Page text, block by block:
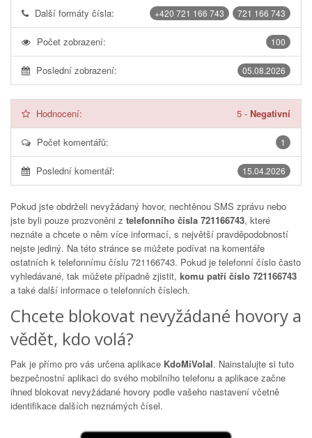
721 166 743
+420 721 166 743
Další formáty čísla:
100
Počet zobrazení:
05.08.2026
Poslední zobrazení:
Hodnocení: 5 - Negativní
1
Počet komentářů:
15.04.2026
Poslední komentář:
Pokud jste obdrželi nevyžádaný hovor, nechtěnou SMS zprávu nebo
jste byli pouze prozvoněni z telefonního čísla 721166743, které
neznáte a chcete o něm více informací, s největší pravděpodobností
nejste jediný. Na této stránce se můžete podívat na komentáře
ostatních k telefonnímu číslu 721166743. Pokud je telefonní číslo často
vyhledávané, tak můžete případně zjistit, komu patří číslo 721166743
a také další informace o telefonních číslech.
Chcete blokovat nevyžádané hovory a
vědět, kdo volá?
Pak je přímo pro vás určena aplikace KdoMiVolal. Nainstalujte si tuto
bezpečnostní aplikaci do svého mobilního telefonu a aplikace začne
ihned blokovat nevyžádané hovory podle vašeho nastavení včetně
identifikace dalších neznámých čísel.